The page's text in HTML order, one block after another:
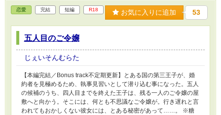
恋愛 完結 短編 R18 お気に入りに追加 53
五人目のご令嬢
じぇいそんむらた
【本編完結／Bonus track不定期更新】とある国の第三王子が、婚
約者を見極めるため、執事見習いとして潜り込む事になった。五人
の候補のうち、四人目までを終えた王子は、残る一人のご令嬢の屋
敷へと向かう。そこには、何とも不思議なご令嬢が。行き遅れと言
われてもおかしくない彼女には、とある秘密があって……。 ※糖